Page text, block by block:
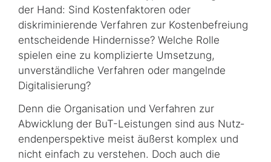
der Hand: Sind Kostenfaktoren oder
diskriminierende Verfahren zur Kosten­befreiung
entscheidende Hindernisse? Welche Rolle
spielen eine zu komplizierte Umsetzung,
unverständliche Verfahren oder mangelnde
Digitalisierung?
Denn die Organisation und Verfahren zur
Abwicklung der BuT-Leistungen sind aus Nutz­
en­den­perspektive meist äußerst komplex und
nicht einfach zu verstehen. Doch auch die